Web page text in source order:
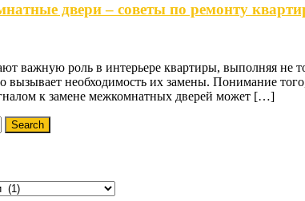
двери – советы по ремонту
важную роль в интерьере квартиры, выполняя не
вызывает необходимость их замены. Понимание
к замене межкомнатных дверей может […]